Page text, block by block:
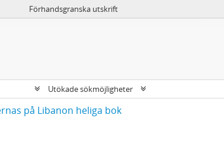
Förhandsgranska utskrift
Utökade sökmöjligheter
på Libanon heliga bok